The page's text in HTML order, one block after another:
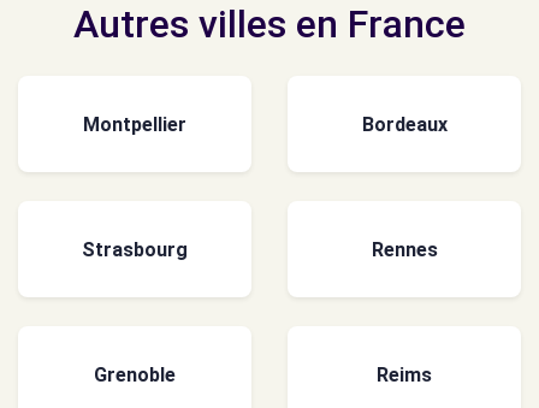
Autres villes en France
Montpellier Bordeaux
Strasbourg Rennes
Grenoble Reims